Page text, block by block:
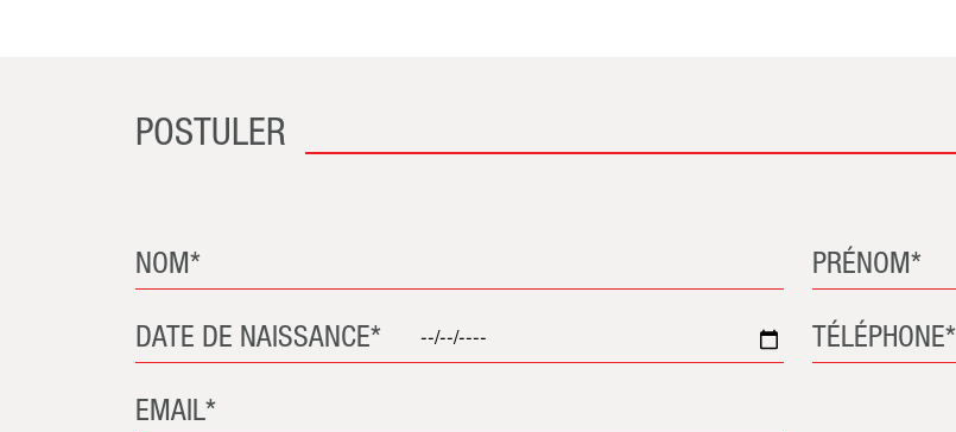
POSTULER
NOM* PRÉNOM*
DATE DE NAISSANCE* TÉLÉPHONE*
EMAIL*